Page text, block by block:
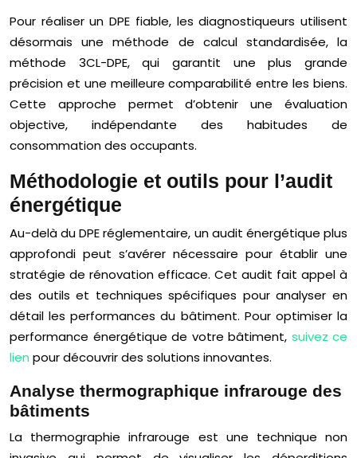
Pour réaliser un DPE fiable, les diagnostiqueurs utilisent
désormais une méthode de calcul standardisée, la
méthode 3CL-DPE, qui garantit une plus grande
précision et une meilleure comparabilité entre les biens.
Cette approche permet d’obtenir une évaluation
objective, indépendante des habitudes de
consommation des occupants.
Méthodologie et outils pour l’audit
énergétique
Au-delà du DPE réglementaire, un audit énergétique plus
approfondi peut s’avérer nécessaire pour établir une
stratégie de rénovation efficace. Cet audit fait appel à
des outils et techniques spécifiques pour analyser en
détail les performances du bâtiment. Pour optimiser la
performance énergétique de votre bâtiment, suivez ce
lien pour découvrir des solutions innovantes.
Analyse thermographique infrarouge des
bâtiments
La thermographie infrarouge est une technique non